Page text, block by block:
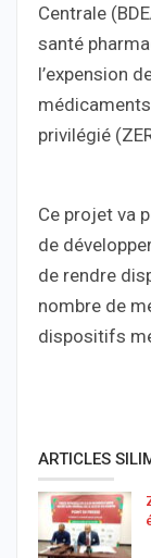
Centrale
santé
l’expension
privilégié
Ce projet va
de
de rendre
nombre de
dispositifs
ARTICLES